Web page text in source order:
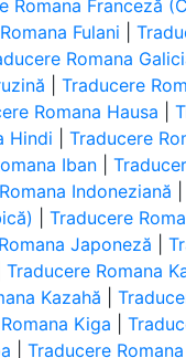
Romana Franceză
Fulani |
Romana
|Traducere
Romana Hausa |
Hindi |Traducere
Iban |
Indoneziană
|Traducere
Japoneză |
|Traducere Romana
Kazahă |
Kiga |
|Traducere